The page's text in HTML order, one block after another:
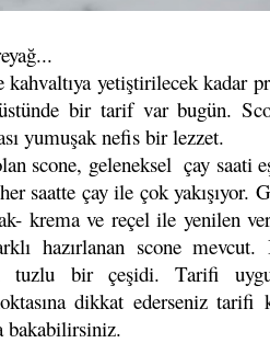
kahvaltıya yetiştirilecek kadar
bir tarif var bugün.
yumuşak nefis bir lezzet.
scone, geleneksel çay saati
saatte çay ile çok yakışıyor.
krema ve reçel ile yenilen
hazırlanan scone mevcut.
tuzlu bir çeşidi. Tarifi
dikkat ederseniz tarifi
bakabilirsiniz.